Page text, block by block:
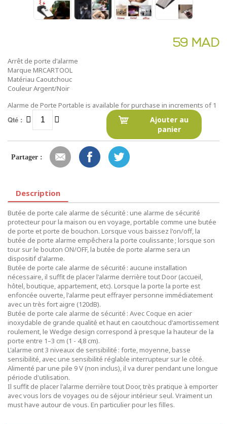
59 MAD
Arrêt de porte d'alarme
Marque MRCARTOOL
Matériau Caoutchouc
Couleur Argent/Noir
Alarme de Porte Portable is available for purchase in increments of 1
Qté :
Ajouter au
panier
Partager :
Description
Butée de porte cale alarme de sécurité : une alarme de sécurité
protecteur pour la maison ou en voyage, portable comme une butée
de porte et porte de bouchon. Lorsque vous baissez l'on/off, la
butée de porte alarme empêchera la porte coulissante ; lorsque son
tour sur le bouton ON/OFF, la butée de porte alarme sera un
dispositif d'alarme.
Butée de porte cale alarme de sécurité : aucune installation
nécessaire, il suffit de placer l'alarme derrière tout Door (accueil,
hôtel, boutique, appartement, etc). Lorsque la porte la porte est
enfoncée ouverte, l'alarme peut effrayer personne immédiatement
avec un très fort aigre (120dB).
Butée de porte cale alarme de sécurité : Avec Coque en acier
inoxydable de grande qualité et haut en caoutchouc d'amortissement
roulement, le Wedge design correspond à presque la hauteur de la
porte entre 1–3 cm (1 - 4,8 cm).
L'alarme ont 3 niveaux de sensibilité : forte, moyenne, basse
sensibilité, avec une sensibilité réglable interrupteur sur le côté.
Alimenté par une pile 9 V (non inclus), il va durer pendant une longue
période d'utilisation.
Il suffit de placer l'alarme derrière tout Door, très pratique à emporter
avec vous lors de voyages ou de séjour intérieur seul. Vraiment un
must have autour de vous. En particulier pour les filles.